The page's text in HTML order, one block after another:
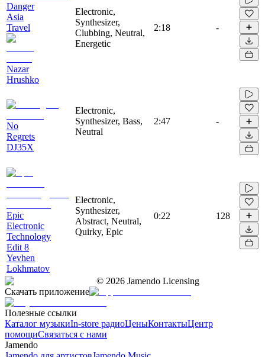
Danger
Asia
Travel
Nazar
Hrushko
Electronic,
Synthesizer,
Clubbing, Neutral,
Energetic
2:18 -
No
Regrets
DJ35X
Electronic,
Synthesizer, Bass,
Neutral
2:47 -
Epic
Electronic
Technology
Edit 8
Yevhen
Lokhmatov
Electronic,
Synthesizer,
Abstract, Neutral,
Quirky, Epic
0:22 128
© 2026 Jamendo Licensing
Скачать приложение
Полезные ссылки
Каталог музыкиIn-store радиоЦеныКонтактыЦентр
помощиСвязаться с нами
Jamendo